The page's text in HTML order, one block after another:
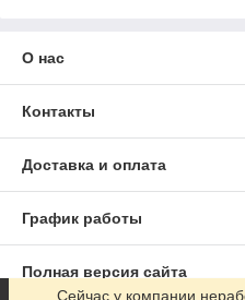
О нас
Контакты
Доставка и оплата
График работы
Полная версия сайта
Сейчас у компании